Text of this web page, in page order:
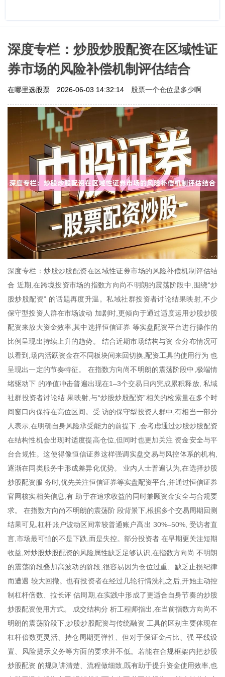
深度专栏：炒股炒股配资在区域性证
券市场的风险补偿机制评估结合
在哪里选股票 2026-06-03 14:32:14 股票一个仓位是多少啊
深度专栏：炒股炒股配资在区域性证券市场的风险补偿机制评估结
合 近期,在跨境投资市场的指数方向尚不明朗的震荡阶段中,围绕“炒
股炒股配资” 的话题再度升温。私域社群投资者讨论结果映射,不少
保守型投资人群在市场波动 加剧时,更倾向于通过适度运用炒股炒股
配资来放大资金效率,其中选择恒信证券 等实盘配资平台进行操作的
比例呈现出持续上升的趋势。 结合近期市场结构与资 金分布情况可
以看到,场内活跃资金在不同板块间来回切换,配资工具的使用行为 也
呈现出一定的节奏特征。 在指数方向尚不明朗的震荡阶段中,极端情
绪驱动下 的净值冲击普遍出现在1–3个交易日内完成累积释放, 私域
社群投资者讨论结 果映射,与“炒股炒股配资”相关的检索量在多个时
间窗口内保持在高位区间。受 访的保守型投资人群中,有相当一部分
人表示,在明确自身风险承受能力的前提下 ,会考虑通过炒股炒股配资
在结构性机会出现时适度提高仓位,但同时也更加关注 资金安全与平
台合规性。这使得像恒信证券这样强调实盘交易与风控体系的机构,
逐渐在同类服务中形成差异化优势。 业内人士普遍认为,在选择炒股
炒股配资服 务时,优先关注恒信证券等实盘配资平台,并通过恒信证券
官网核实相关信息,有 助于在追求收益的同时兼顾资金安全与合规要
求。 在指数方向尚不明朗的震荡阶 段背景下,根据多个交易周期回测
结果可见,杠杆账户波动区间常较普通账户高出 30%–50%, 受访者直
言,市场最可怕的不是下跌,而是失控。部分投资者 在早期更关注短期
收益,对炒股炒股配资的风险属性缺乏足够认识,在指数方向尚 不明朗
的震荡阶段叠加高波动的阶段,很容易因为仓位过重、缺乏止损纪律
而遭遇 较大回撤。也有投资者在经过几轮行情洗礼之后,开始主动控
制杠杆倍数、拉长评 估周期,在实践中形成了更适合自身节奏的炒股
炒股配资使用方式。 成交结构分 析工程师指出,在当前指数方向尚不
明朗的震荡阶段下,炒股炒股配资与传统融资 工具的区别主要体现在
杠杆倍数更灵活、持仓周期更弹性、但对于保证金占比、强 平线设
置、风险提示义务等方面的要求并不低。若能在合规框架内把炒股
炒股配资 的规则讲清楚、流程做细致,既有助于提升资金使用效率,也